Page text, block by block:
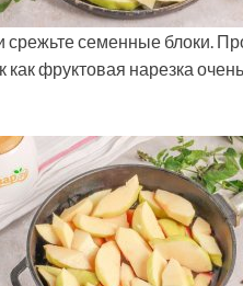
срежьте семенные блоки.
как фруктовая нарезка